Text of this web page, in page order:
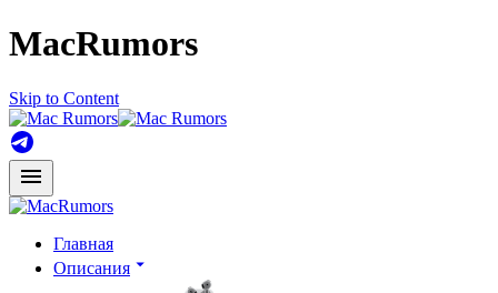
MacRumors
Skip to Content
Главная
Описания